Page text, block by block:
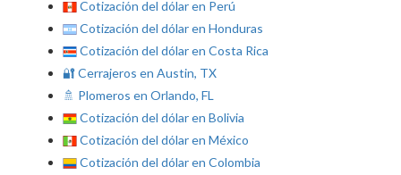
Cotización del dólar en Perú
Cotización del dólar en Honduras
Cotización del dólar en Costa Rica
🔐 Cerrajeros en Austin, TX
🚿 Plomeros en Orlando, FL
Cotización del dólar en Bolivia
Cotización del dólar en México
Cotización del dólar en Colombia